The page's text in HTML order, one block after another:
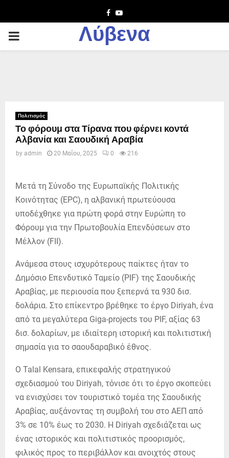
Facebook
Youtube
PRIMARY
Λύβενα
Πολιτισμός
Το φόρουμ στα Τίρανα που φέρνει κοντά
Αλβανία και Σαουδική Αραβία
by admin 20 Μαΐου, 2025 0 216
Μετά τη Σύνοδο της Ευρωπαϊκής Πολιτικής
Κοινότητας (EPC), η αλβανική πρωτεύουσα
υποδέχθηκε για πρώτη φορά στην Ευρώπη το
Φόρουμ για την Πρωτοβουλία Επενδύσεων στο
Μέλλον (FII).
Ανάμεσα στους ισχυρότερους παίκτες ήταν το
Δημόσιο Επενδυτικό Ταμείο (PIF) της Σαουδικής
Αραβίας, με περιουσία που ξεπερνά τα 930 δισ.
δολάρια. Στο επίκεντρο βρέθηκε το έργο Diriyah, ένα
από τα μεγαλύτερα Giga-projects του PIF, αξίας 63
δισ. δολαρίων, με ιδιαίτερη ιστορική και πολιτιστική
σημασία για το σαουδαραβικό έθνος.
Ο Talal Kensara, επικεφαλής στρατηγικού
σχεδιασμού του Diriyah, τόνισε ότι το έργο σκοπεύει
να ενισχύσει τον τουριστικό τομέα της Σαουδικής
Αραβίας, αυξάνοντας τη συμβολή του στο ΑΕΠ από
3% σε 10% έως το 2030. Η Diriyah σχεδιάζεται ως
ένας ιστορικός και πολιτιστικός προορισμός,
φιλικός προς το περιβάλλον και ανοιχτός στους